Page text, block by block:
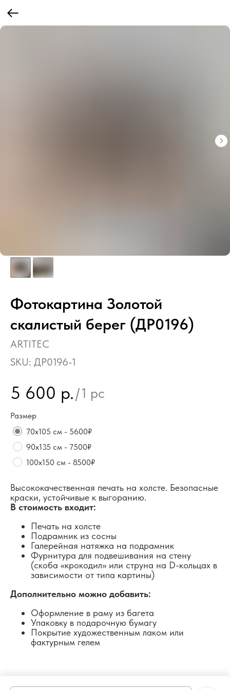
Фотокартина Золотой
скалистый берег (ДР0196)
ARTITEC
SKU: ДР0196-1
5 600 р./1 pc
Размер
70х105 см - 5600₽
90х135 см - 7500₽
100х150 см - 8500₽
Высококачественная печать на холсте. Безопасные
краски, устойчивые к выгоранию.
В стоимость входит:
Печать на холсте
Подрамник из сосны
Галерейная натяжка на подрамник
Фурнитура для подвешивания на стену
(скоба «крокодил» или струна на D-кольцах в
зависимости от типа картины)
Дополнительно можно добавить:
Оформление в раму из багета
Упаковку в подарочную бумагу
Покрытие художественным лаком или
фактурным гелем